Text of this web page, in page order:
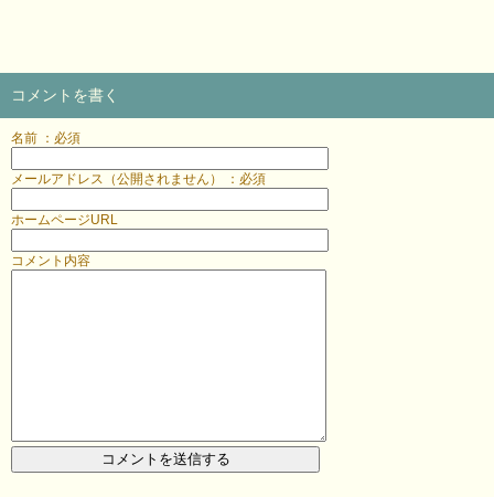
コメントを書く
名前 ：必須
メールアドレス（公開されません） ：必須
ホームページURL
コメント内容